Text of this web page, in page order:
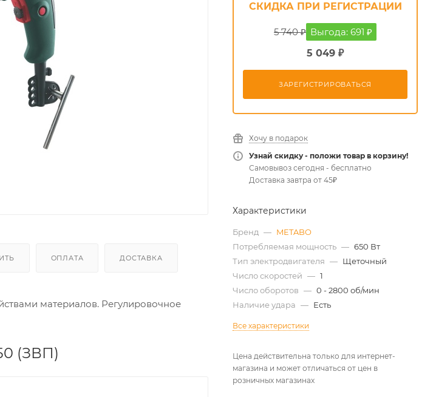
ОПЛАТА ДОСТАВКА
материалов. Регулировочное
(ЗВП)
СКИДКА ПРИ РЕГИСТРАЦИИ
5 740 ₽ Выгода: 691 ₽
5 049 ₽
ЗАРЕГИСТРИРОВАТЬСЯ
Хочу в подарок
Узнай скидку - положи товар в корзину!
Самовывоз сегодня - бесплатно
Доставка завтра от 45₽
Характеристики
Бренд — METABO
Потребляемая мощность — 650 Вт
Тип электродвигателя — Щеточный
Число скоростей — 1
Число оборотов — 0 - 2800 об/мин
Наличие удара — Есть
Все характеристики
Цена действительна только для интернет-
магазина и может отличаться от цен в
розничных магазинах